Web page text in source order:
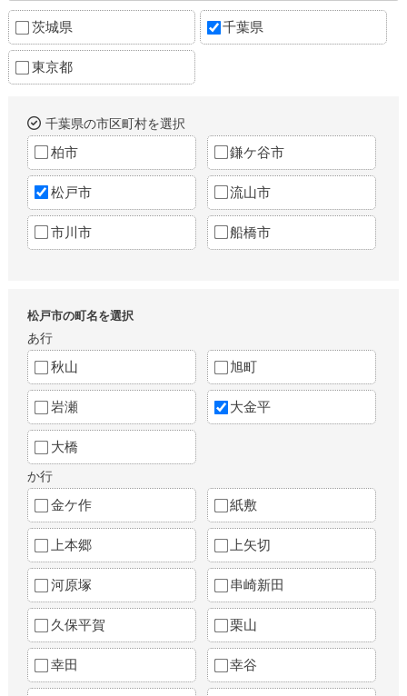
茨城県 千葉県
東京都
千葉県の市区町村を選択
柏市 鎌ケ谷市
松戸市 流山市
市川市 船橋市
松戸市の町名を選択
あ行
秋山 旭町
岩瀬 大金平
大橋
か行
金ケ作 紙敷
上本郷 上矢切
河原塚 串崎新田
久保平賀 栗山
幸田 幸谷